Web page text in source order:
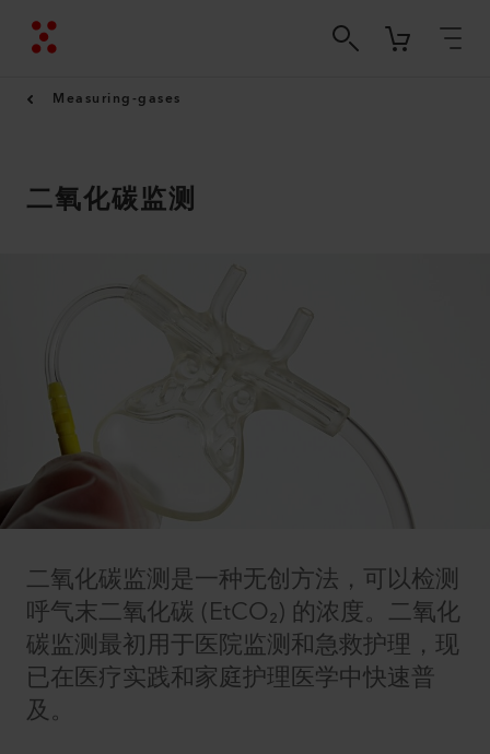
Measuring-gases
二氧化碳监测
二氧化碳监测是一种无创方法，可以检测
呼气末二氧化碳 (EtCO₂) 的浓度。二氧化
碳监测最初用于医院监测和急救护理，现
已在医疗实践和家庭护理医学中快速普
及。